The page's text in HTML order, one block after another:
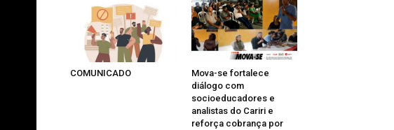
COMUNICADO
Mova-se fortalece
diálogo com
socioeducadores e
analistas do Cariri e
reforça cobrança por